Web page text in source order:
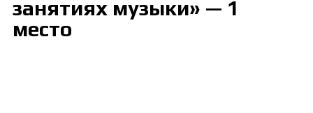
занятиях музыки» — 1
место